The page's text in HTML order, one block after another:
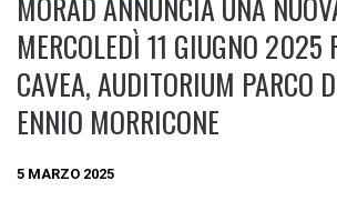
MERCOLEDÌ 11 GIUGNO 2025
CAVEA, AUDITORIUM PARCO
ENNIO MORRICONE
5 MARZO 2025